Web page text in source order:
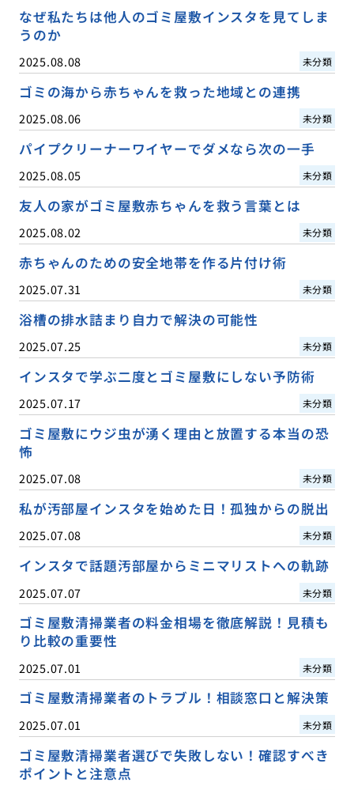
なぜ私たちは他人のゴミ屋敷インスタを見てしま
うのか
2025.08.08 未分類
ゴミの海から赤ちゃんを救った地域との連携
2025.08.06 未分類
パイプクリーナーワイヤーでダメなら次の一手
2025.08.05 未分類
友人の家がゴミ屋敷赤ちゃんを救う言葉とは
2025.08.02 未分類
赤ちゃんのための安全地帯を作る片付け術
2025.07.31 未分類
浴槽の排水詰まり自力で解決の可能性
2025.07.25 未分類
インスタで学ぶ二度とゴミ屋敷にしない予防術
2025.07.17 未分類
ゴミ屋敷にウジ虫が湧く理由と放置する本当の恐
怖
2025.07.08 未分類
私が汚部屋インスタを始めた日！孤独からの脱出
2025.07.08 未分類
インスタで話題汚部屋からミニマリストへの軌跡
2025.07.07 未分類
ゴミ屋敷清掃業者の料金相場を徹底解説！見積も
り比較の重要性
2025.07.01 未分類
ゴミ屋敷清掃業者のトラブル！相談窓口と解決策
2025.07.01 未分類
ゴミ屋敷清掃業者選びで失敗しない！確認すべき
ポイントと注意点